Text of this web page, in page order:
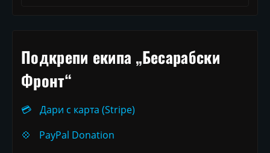
Подкрепи екипа „Бесарабски
Фронт“
💳
Дари с карта (Stripe)
💠
PayPal Donation